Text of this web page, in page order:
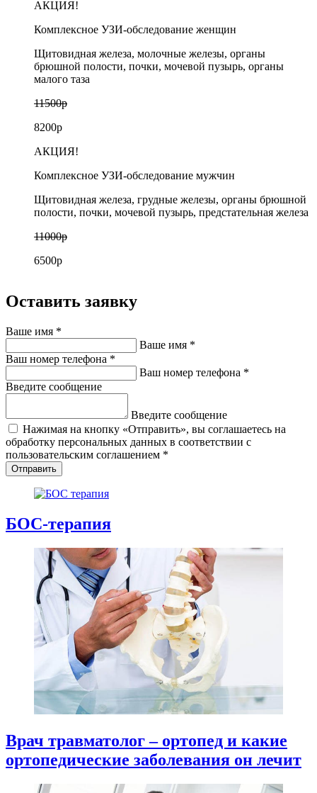
АКЦИЯ!
Комплексное УЗИ-обследование женщин
Щитовидная железа, молочные железы, органы
брюшной полости, почки, мочевой пузырь, органы
малого таза
11500р
8200р
АКЦИЯ!
Комплексное УЗИ-обследование мужчин
Щитовидная железа, грудные железы, органы брюшной
полости, почки, мочевой пузырь, предстательная железа
11000р
6500р
Оставить заявку
Ваше имя *
Ваше имя *
Ваш номер телефона *
Ваш номер телефона *
Введите сообщение
Введите сообщение
Нажимая на кнопку «Отправить», вы соглашаетесь на
обработку персональных данных в соответствии с
пользовательским соглашением *
Отправить
БОС-терапия
Врач травматолог – ортопед и какие
ортопедические заболевания он лечит